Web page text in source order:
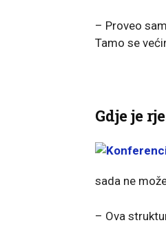
– Proveo
Tamo se
Gdje je
sada ne
– Ova